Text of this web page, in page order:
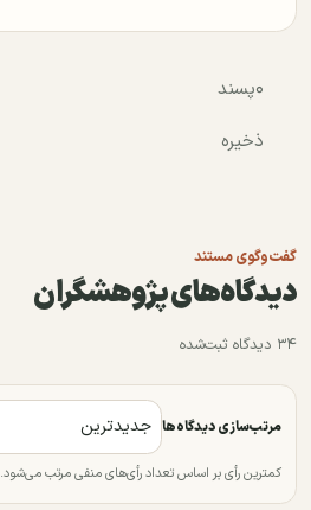
۰پسند
ذخیره
گفت‌وگوی مستند
دیدگاه‌های پژوهشگران
۳۴ دیدگاه ثبت‌شده
مرتب‌سازی دیدگاه‌ها
کمترین رأی بر اساس تعداد رأی‌های منفی مرتب می‌شود.